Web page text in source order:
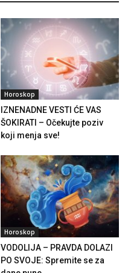
Horoskop
IZNENADNE VESTI ĆE VAS
ŠOKIRATI – Očekujte poziv
koji menja sve!
Horoskop
VODOLIJA – PRAVDA DOLAZI
PO SVOJE: Spremite se za